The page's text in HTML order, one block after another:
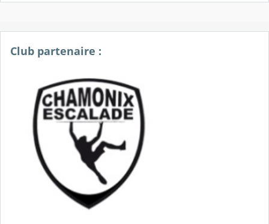
Club partenaire :